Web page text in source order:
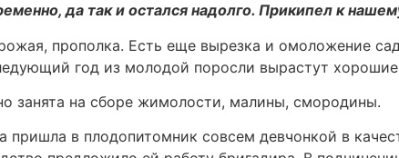
да так и остался надолго. Прикипел к
прополка. Есть еще вырезка и омоложение
год из молодой поросли вырастут хорошие
занята на сборе жимолости, малины, смородины.
в плодопитомник совсем девчонкой в